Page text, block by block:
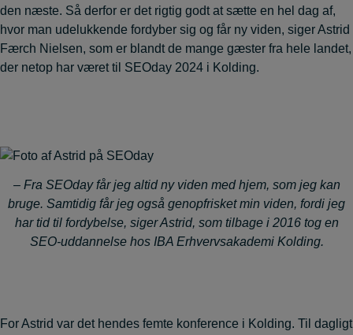
den næste. Så derfor er det rigtig godt at sætte en hel dag af,
hvor man udelukkende fordyber sig og får ny viden, siger Astrid
Færch Nielsen, som er blandt de mange gæster fra hele landet,
der netop har været til SEOday 2024 i Kolding.
– Fra SEOday får jeg altid ny viden med hjem, som jeg kan
bruge. Samtidig får jeg også genopfrisket min viden, fordi jeg
har tid til fordybelse, siger Astrid, som tilbage i 2016 tog en
SEO-uddannelse hos IBA Erhvervsakademi Kolding.
For Astrid var det hendes femte konference i Kolding. Til dagligt